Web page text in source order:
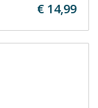
€ 14,99